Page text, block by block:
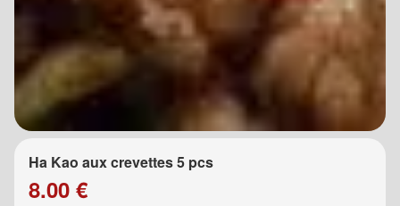
Ha Kao aux crevettes 5 pcs
8.00 €